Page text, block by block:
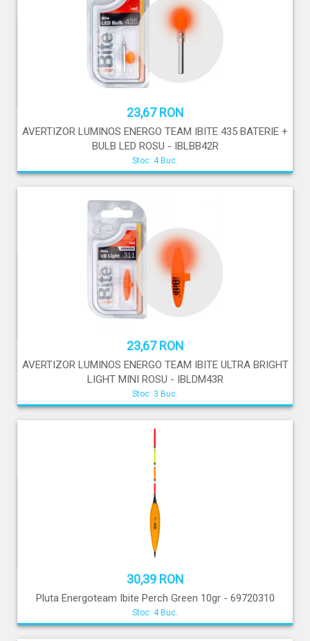
23,67 RON
AVERTIZOR LUMINOS ENERGO TEAM IBITE 435 BATERIE +
BULB LED ROSU - IBLBB42R
Stoc: 4 Buc.
23,67 RON
AVERTIZOR LUMINOS ENERGO TEAM IBITE ULTRA BRIGHT
LIGHT MINI ROSU - IBLDM43R
Stoc: 3 Buc.
30,39 RON
Pluta Energoteam Ibite Perch Green 10gr - 69720310
Stoc: 4 Buc.